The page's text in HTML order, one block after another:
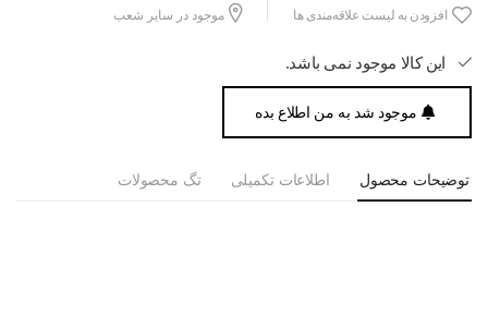
افزودن به لیست علاقه‌مندی ها موجود در سایر شعب
این کالا موجود نمی باشد.
موجود شد به من اطلاع بده
توضیحات محصول اطلاعات تکمیلی تگ محصولات